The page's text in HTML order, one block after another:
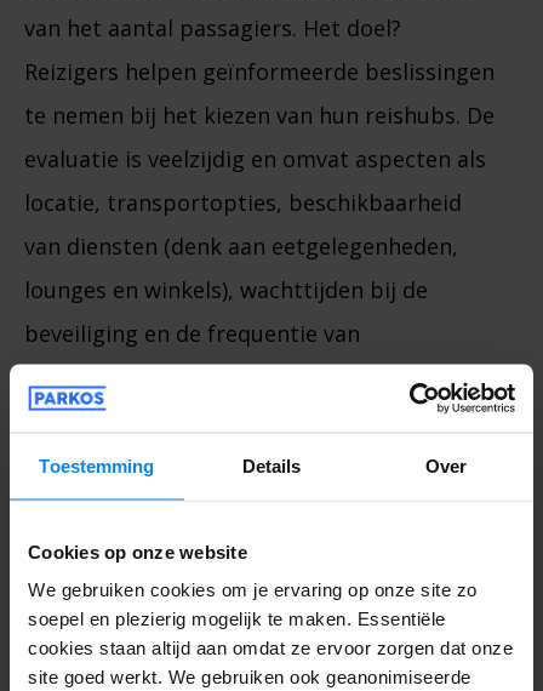
Toestemming Details Over
Cookies op onze website
We gebruiken cookies om je ervaring op onze site zo
soepel en plezierig mogelijk te maken. Essentiële
cookies staan altijd aan omdat ze ervoor zorgen dat onze
site goed werkt. We gebruiken ook geanonimiseerde
van het aantal passagiers. Het doel?
Reizigers helpen geïnformeerde beslissingen
te nemen bij het kiezen van hun reishubs. De
evaluatie is veelzijdig en omvat aspecten als
locatie, transportopties, beschikbaarheid
van diensten (denk aan eetgelegenheden,
lounges en winkels), wachttijden bij de
beveiliging en de frequentie van
vluchtvertragingen. Gewapend met deze
uitgebreide gegevens kunnen reizigers
zelfverzekerd hun keuzes maken.
Dit is echter niet slechts een eenmalige
aangelegenheid. Het rapport is de derde
jaarlijkse editie van de Index en bouwt voort
op eerder onderzoek. Het verzamelt